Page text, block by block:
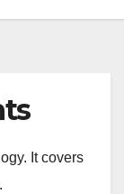
It covers